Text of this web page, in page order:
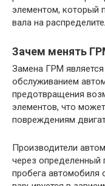
элементом, который
вала на
Зачем менять
Замена ГРМ
обслуживанием
предотвращения
элементов, что
повреждениям
Производители
через определенный
пробега автомобиля